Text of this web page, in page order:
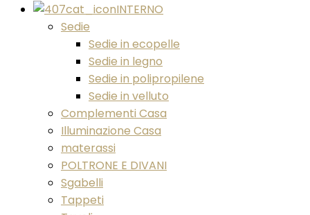
INTERNO
Sedie
Sedie in ecopelle
Sedie in legno
Sedie in polipropilene
Sedie in velluto
Complementi Casa
Illuminazione Casa
materassi
POLTRONE E DIVANI
Sgabelli
Tappeti